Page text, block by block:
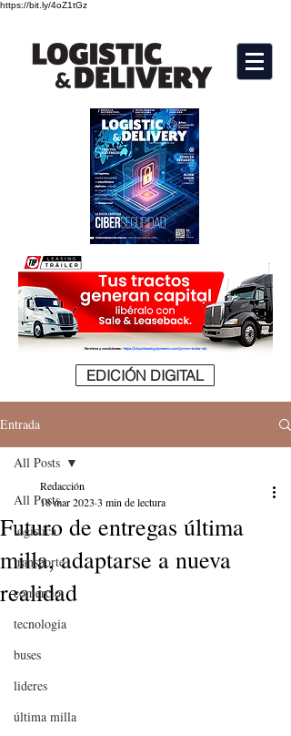
https://bit.ly/4oZ1tGz
EDICIÓN DIGITAL
Entrada
All Posts
logistica
transporte
comercio
tecnologia
buses
lideres
última milla
All Posts
Futuro de entregas última
milla, adaptarse a nueva
realidad
Redacción
18 mar 2023 3 min de lectura